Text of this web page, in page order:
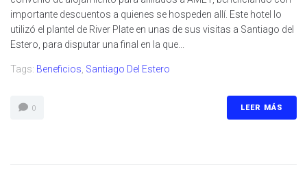
importante descuentos a quienes se hospeden allí. Este hotel lo
utilizó el plantel de River Plate en unas de sus visitas a Santiago del
Estero, para disputar una final en la que...
Tags: Beneficios Santiago Del Estero
0 LEER MÁS